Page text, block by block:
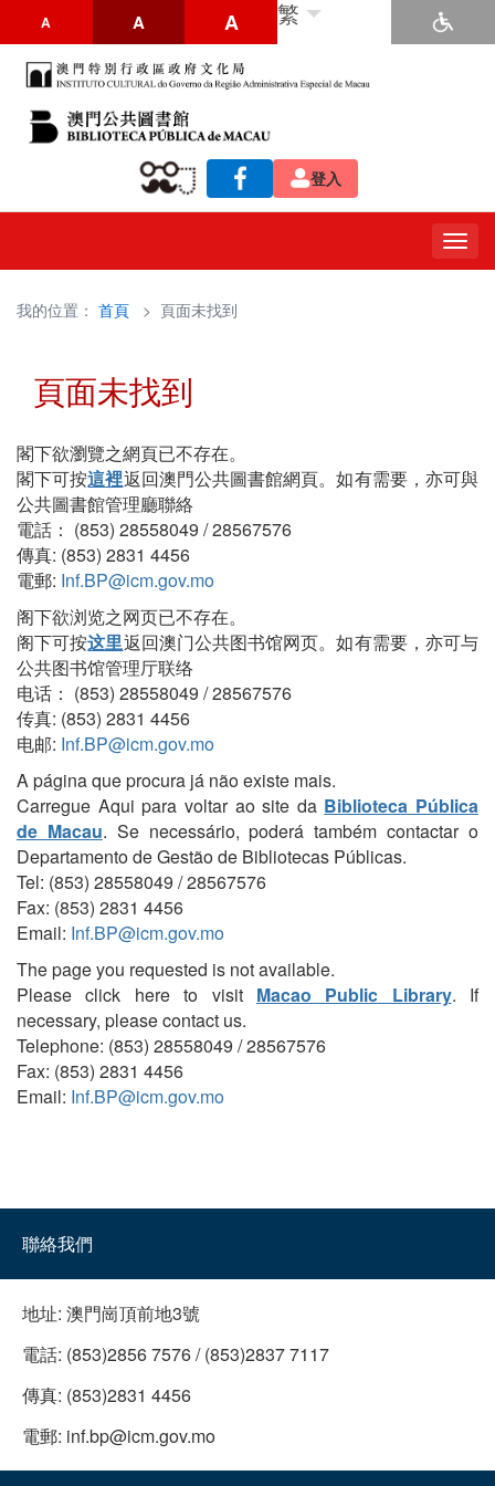
A A A 繁
登入
我的位置： 首頁 > 頁面未找到
頁面未找到
閣下欲瀏覽之網頁已不存在。
閣下可按這裡返回澳門公共圖書館網頁。如有需要，亦可與
公共圖書館管理廳聯絡
電話： (853) 28558049 / 28567576
傳真: (853) 2831 4456
電郵: Inf.BP@icm.gov.mo
阁下欲浏览之网页已不存在。
阁下可按这里返回澳门公共图书馆网页。如有需要，亦可与
公共图书馆管理厅联络
电话： (853) 28558049 / 28567576
传真: (853) 2831 4456
电邮: Inf.BP@icm.gov.mo
A página que procura já não existe mais.
Carregue Aqui para voltar ao site da Biblioteca Pública
de Macau. Se necessário, poderá também contactar o
Departamento de Gestão de Bibliotecas Públicas.
Tel: (853) 28558049 / 28567576
Fax: (853) 2831 4456
Email: Inf.BP@icm.gov.mo
The page you requested is not available.
Please click here to visit Macao Public Library. If
necessary, please contact us.
Telephone: (853) 28558049 / 28567576
Fax: (853) 2831 4456
Email: Inf.BP@icm.gov.mo
聯絡我們
地址: 澳門崗頂前地3號
電話: (853)2856 7576 / (853)2837 7117
傳真: (853)2831 4456
電郵: inf.bp@icm.gov.mo